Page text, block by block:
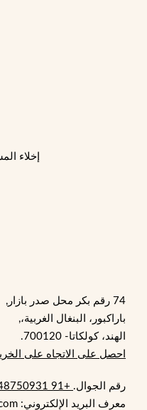
❗ إخلاء
74 رقم بكر محل صدر بازار,
باراكبور، البنغال الغربية،,
الهند، كولكاتا- 700120.
احصل على الاتجاه على
رقم الجوال. +91 9748750931
معرف البريد الإلكتروني: support@freaktofit.com